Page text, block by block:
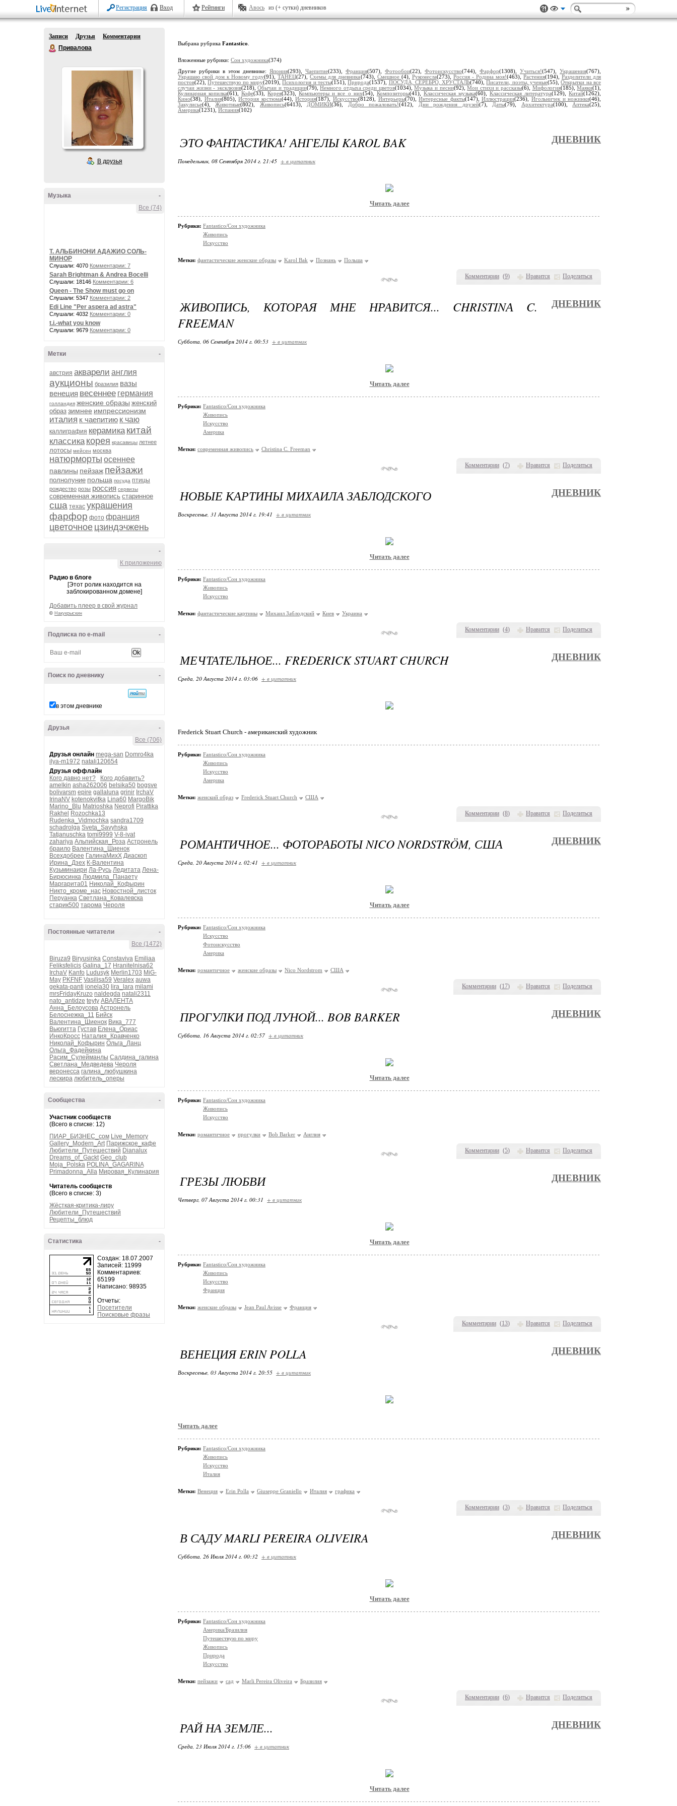
Регистрация Вход Рейтинги Авось из (+ сутки) дневников
Записи Друзья
Комментарии
Привалова
В друзья
-
Музыка
Все (74)
Т. АЛЬБИНОНИ АДАЖИО СОЛЬ-
МИНОР
Слушали: 4070 Комментарии: 7
Sarah Brightman & Andrea Bocelli
Слушали: 18146 Комментарии: 6
Queen - The Show must go on
Слушали: 5347 Комментарии: 2
Edi Line "Per aspera ad astra"
Слушали: 4032 Комментарии: 0
t.i.-what you know
Слушали: 9679 Комментарии: 0
-
Метки
австрия акварели англия
аукционы бразилия вазы
венеция весеннее германия
голландия женские образы женский
образ зимнее импрессионизм
италия к чаепитию к чаю
каллиграфия керамика китай
классика корея красавицы летнее
лотосы мейсен москва
натюрморты осеннее
павлины пейзаж пейзажи
полнолуние польша посуда птицы
рождество розы россия сервизы
современная живопись старинное
сша техас украшения
фарфор фото франция
цветочное цзиндэчжень
-
К приложению
Радио в блоге
[Этот ролик находится на
заблокированном домене]
Добавить плеер в свой журнал
© Накукрыскин
-
Подписка по e-mail
-
Поиск по дневнику
в этом дневнике
-
Друзья
Все (706)
Друзья онлайн mega-san Domro4ka
ilya-m1972 natali120654
Друзья оффлайн
Кого давно нет?
Кого добавить?
amelkin asha262006 belsika50 bogsve
bolivarsm epire gallaluna grinir IrchaV
IrinaNV kotenokvitka Lina60 MargoBik
Marino_Blu Matrioshka Neprofi Pirattika
Rakhel
Rozochka13
Rudenka_Vidmochka sandra1709
schadrolga Sveta_Savyhska
Tatjanuschka tomi9999 V-8-ivat
zahariya Альпийская_Роза Астронель
браило Валентина_Шиенок
Всехдобрее ГалинаМихХ Диаскоп
Ирина_Дзех К-Валентина
Кузьминаири Ла-Русь Ледитата Лена-
Бирюсинка Людмила_Панаету
Маргарита01 Николай_Кофырин
Никто_кроме_нас Новостной_листок
Перуанка Светлана_Ковалевска
старик500 тарома Чероля
-
Постоянные читатели
Все (1472)
Biruza9 Biryusinka Constaviva Emiliaa
Feliksfelicis Galina_17 Hranitelnisa62
IrchaV Kanfo Ludusyk Merlin1703 MiG-
May PKFNF Vasilisa59 Veralex auwa
gekata-panti ionela30 lira_lara milami
mrsFridayKruzo naldegda natali2311
nato_antidze teyty АВАЛЕНТА
Анна_Белоусова Астронель
Белоснежка_11 Бийск
Валентина_Шиенок Вика_777
Вьюгитта Густав Елена_Ориас
ИнкоКросс Наталия_Кравченко
Николай_Кофырин Ольга_Ланц
Ольга_Фадейкина
Расим_Сулейманлы Салдина_галина
Светлана_Медведева Чероля
веронесса галина_любушкина
лескира любитель_оперы
-
Сообщества
Участник сообществ
(Всего в списке: 12)
ПИАР_БИЗНЕС_сом Live_Memory
Gallery_Modern_Art Парижское_кафе
Любители_Путешествий Dianalux
Dreams_of_Gackt Geo_club
Moja_Polska POLINA_GAGARINA
Primadonna_Alla Мировая_Кулинария
Читатель сообществ
(Всего в списке: 3)
Жёсткая-критика-лиру
Любители_Путешествий
Рецепты_блюд
-
Статистика
Создан: 18.07.2007
Записей: 11999
Комментариев:
65199
Написано: 98935
Отчеты:
Посетители
Поисковые фразы
Выбрана рубрика Fantastico
Вложенные рубрики: Сон художника(374)
Другие рубрики в этом дневнике: Япония(293), Чаепитие(233), Франция(507), Фотообои(22), Фотоискусство(744), Фарфор(1308), Учиться!(547), Украшения(767),
Украшаю свой дом к Новому году(91),ТАНЕЦ(27),Схемы для дневника(743), Смешное (4), Рукомесла(273), Россия - Родина моя!(463), Растения(194),Разделители для
постов(22),Путешествую по миру(2019),Психология и тесты(151),Природа(1537), ПОСУДА, СЕРЕБРО, ХРУСТАЛЬ(740),Писатели, поэты, ученые(55),Открытки на все
случаи жизни - эксклюзив(218),Обычаи и традиции(79),Немного отдыха среди цветов(1034),Музыка и песни(92),Мои стихи и рассказы(6), Мифология(185),Маяки(1),
Кулинарная копилка(61),Кофе(33),Корея(323),Компьютеры и все о них(54), Композиторы(41), Классическая музыка(60), Классическая литература(129),Китай(1262),
Кино(38), Италия(805),История костюма(44),История(187), Искусство(8128), Интерьеры(70),Интересные факты(147),Иллюстрации(236), Игольничек и ножинки(46),
Закулисье(4),Животные(802), Живопись(6413), ДОМИКИ(36), Добро пожаловать!(412), Дни рождения друзей(7), Даты(79), Архитектура(100), Аптека(25),
Америка(1231), Испания(102)
Комментарии (9) Нравится Поделиться
ЭТО ФАНТАСТИКА! АНГЕЛЫ KAROL BAK ДНЕВНИК
Понедельник, 08 Сентября 2014 г. 21:45 + в цитатник
Читать далее
Рубрики: Fantastico/Сон художника
Живопись
Искусство
Метки: фантастические женские образы Karol Bak Познань Польша
Комментарии (7) Нравится Поделиться
ЖИВОПИСЬ, КОТОРАЯ МНЕ НРАВИТСЯ... CHRISTINА C.
FREEMAN
ДНЕВНИК
Суббота, 06 Сентября 2014 г. 00:53 + в цитатник
Читать далее
Рубрики: Fantastico/Сон художника
Живопись
Искусство
Америка
Метки: современная живопись Christinа C. Freeman
Комментарии (4) Нравится Поделиться
НОВЫЕ КАРТИНЫ МИХАИЛА ЗАБЛОДСКОГО ДНЕВНИК
Воскресенье, 31 Августа 2014 г. 19:41 + в цитатник
Читать далее
Рубрики: Fantastico/Сон художника
Живопись
Искусство
Метки: фантастические картины Михаил Заблодский Киев Украина
Комментарии (8) Нравится Поделиться
МЕЧТАТЕЛЬНОЕ... FREDERICK STUART CHURCH ДНЕВНИК
Среда, 20 Августа 2014 г. 03:06 + в цитатник
Frederick Stuart Church - американский художник
Рубрики: Fantastico/Сон художника
Живопись
Искусство
Америка
Метки: женский образ Frederick Stuart Church США
Комментарии (17) Нравится Поделиться
РОМАНТИЧНОЕ... ФОТОРАБОТЫ NICO NORDSTRÖM, США ДНЕВНИК
Среда, 20 Августа 2014 г. 02:41 + в цитатник
Читать далее
Рубрики: Fantastico/Сон художника
Искусство
Фотоискусство
Америка
Метки: романтичное женские образы Nico Nordstrоm США
Комментарии (5) Нравится Поделиться
ПРОГУЛКИ ПОД ЛУНОЙ... BOB BARKER ДНЕВНИК
Суббота, 16 Августа 2014 г. 02:57 + в цитатник
Читать далее
Рубрики: Fantastico/Сон художника
Живопись
Искусство
Метки: романтичное прогулки Bob Barker Англия
Комментарии (13) Нравится Поделиться
ГРЕЗЫ ЛЮБВИ ДНЕВНИК
Четверг, 07 Августа 2014 г. 00:31 + в цитатник
Читать далее
Рубрики: Fantastico/Сон художника
Живопись
Искусство
Франция
Метки: женские образы Jean Paul Avisse Франция
Комментарии (3) Нравится Поделиться
ВЕНЕЦИЯ ERIN POLLA ДНЕВНИК
Воскресенье, 03 Августа 2014 г. 20:55 + в цитатник
Читать далее
Рубрики: Fantastico/Сон художника
Живопись
Искусство
Италия
Метки: Венеция Erin Polla Giuseppe Graniello Италия графика
Комментарии (6) Нравится Поделиться
В САДУ MARLI PEREIRA OLIVEIRA ДНЕВНИК
Суббота, 26 Июля 2014 г. 00:32 + в цитатник
Читать далее
Рубрики: Fantastico/Сон художника
Америка/Бразилия
Путешествую по миру
Живопись
Природа
Искусство
Метки: пейзажи сад Marli Pereira Oliveira Бразилия
РАЙ НА ЗЕМЛЕ... ДНЕВНИК
Среда, 23 Июля 2014 г. 15:06 + в цитатник
Читать далее